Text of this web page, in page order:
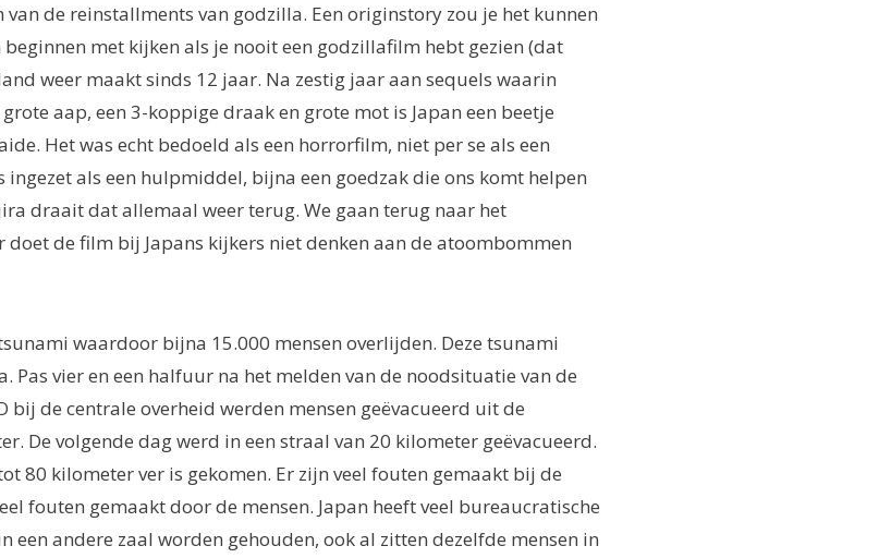
de reinstallments van godzilla. Een originstory zou je het kunnen
met kijken als je nooit een godzillafilm hebt gezien (dat
weer maakt sinds 12 jaar. Na zestig jaar aan sequels waarin
aap, een 3-koppige draak en grote mot is Japan een beetje
Het was echt bedoeld als een horrorfilm, niet per se als een
als een hulpmiddel, bijna een goedzak die ons komt helpen
draait dat allemaal weer terug. We gaan terug naar het
doet de film bij Japans kijkers niet denken aan de atoombommen
waardoor bijna 15.000 mensen overlijden. Deze tsunami
Pas vier en een halfuur na het melden van de noodsituatie van de
bij de centrale overheid werden mensen geëvacueerd uit de
De volgende dag werd in een straal van 20 kilometer geëvacueerd.
80 kilometer ver is gekomen. Er zijn veel fouten gemaakt bij de
fouten gemaakt door de mensen. Japan heeft veel bureaucratische
een andere zaal worden gehouden, ook al zitten dezelfde mensen in